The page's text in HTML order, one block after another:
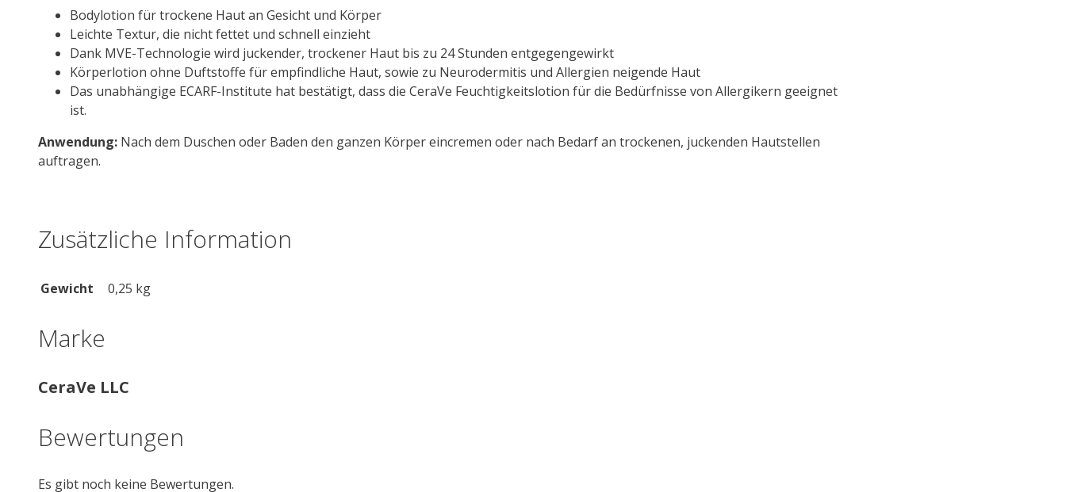
Bodylotion für trockene Haut an Gesicht und Körper
Leichte Textur, die nicht fettet und schnell einzieht
Dank MVE-Technologie wird juckender, trockener Haut bis zu 24 Stunden entgegengewirkt
Körperlotion ohne Duftstoffe für empfindliche Haut, sowie zu Neurodermitis und Allergien neigende Haut
Das unabhängige ECARF-Institute hat bestätigt, dass die CeraVe Feuchtigkeitslotion für die Bedürfnisse von Allergikern geeignet
ist.
Anwendung: Nach dem Duschen oder Baden den ganzen Körper eincremen oder nach Bedarf an trockenen, juckenden Hautstellen
auftragen.
Zusätzliche Information
Gewicht 0,25 kg
Marke
CeraVe LLC
Bewertungen
Es gibt noch keine Bewertungen.